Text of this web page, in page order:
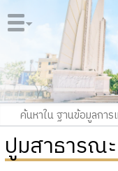
ปูมสาธารณ